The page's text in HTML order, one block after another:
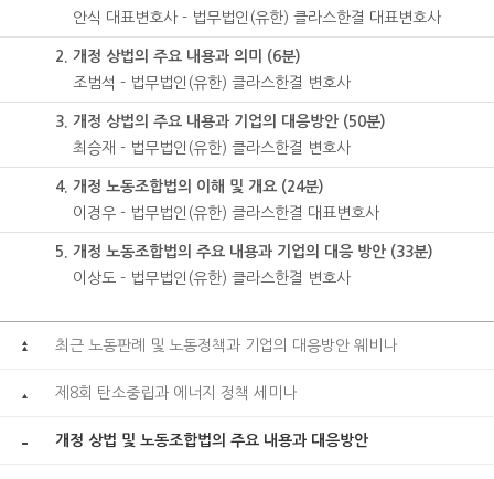
안식 대표변호사 - 법무법인(유한) 클라스한결 대표변호사
2. 개정 상법의 주요 내용과 의미 (6분)
조범석 - 법무법인(유한) 클라스한결 변호사
3. 개정 상법의 주요 내용과 기업의 대응방안 (50분)
최승재 - 법무법인(유한) 클라스한결 변호사
4. 개정 노동조합법의 이해 및 개요 (24분)
이경우 - 법무법인(유한) 클라스한결 대표변호사
5. 개정 노동조합법의 주요 내용과 기업의 대응 방안 (33분)
이상도 - 법무법인(유한) 클라스한결 변호사
최근 노동판례 및 노동정책과 기업의 대응방안 웨비나
제8회 탄소중립과 에너지 정책 세미나
개정 상법 및 노동조합법의 주요 내용과 대응방안